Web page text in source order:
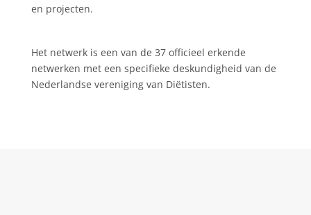
en projecten.
Het netwerk is een van de 37 officieel erkende
netwerken met een specifieke deskundigheid van de
Nederlandse vereniging van Diëtisten.